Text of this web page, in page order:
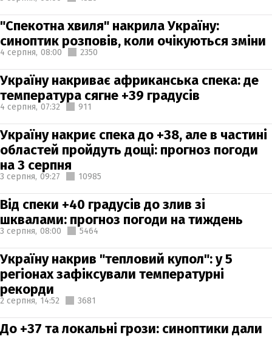
"Спекотна хвиля" накрила Україну:
синоптик розповів, коли очікуються зміни
4 серпня, 08:00 2350
Україну накриває африканська спека: де
температура сягне +39 градусів
4 серпня, 07:32 911
Україну накриє спека до +38, але в частині
областей пройдуть дощі: прогноз погоди
на 3 серпня
3 серпня, 09:27 10985
Від спеки +40 градусів до злив зі
шквалами: прогноз погоди на тиждень
3 серпня, 08:00 5464
Україну накрив "тепловий купол": у 5
регіонах зафіксували температурні
рекорди
2 серпня, 14:52 3681
До +37 та локальні грози: синоптики дали